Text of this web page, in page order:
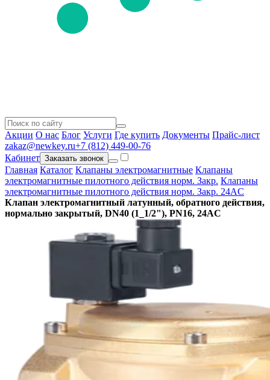
Акции О нас Блог Услуги Где купить Документы Прайс-лист
zakaz@newkey.ru+7 (812) 449-00-76
Кабинет Заказать звонок
Главная Каталог Клапаны электромагнитные Клапаны
электромагнитные пилотного действия норм. Закр. Клапаны
электромагнитные пилотного действия норм. Закр. 24AC
Клапан электромагнитный латунный, обратного действия,
нормально закрытый, DN40 (1_1/2"), PN16, 24AC